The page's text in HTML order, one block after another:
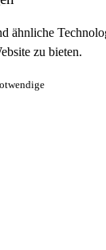
ähnliche
zu bieten.